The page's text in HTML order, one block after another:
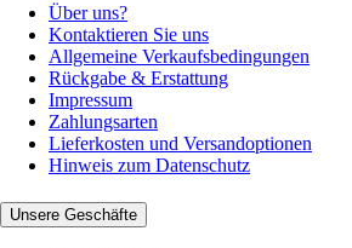
Über uns?
Kontaktieren Sie uns
Allgemeine Verkaufsbedingungen
Rückgabe & Erstattung
Impressum
Zahlungsarten
Lieferkosten und Versandoptionen
Hinweis zum Datenschutz
Unsere Geschäfte